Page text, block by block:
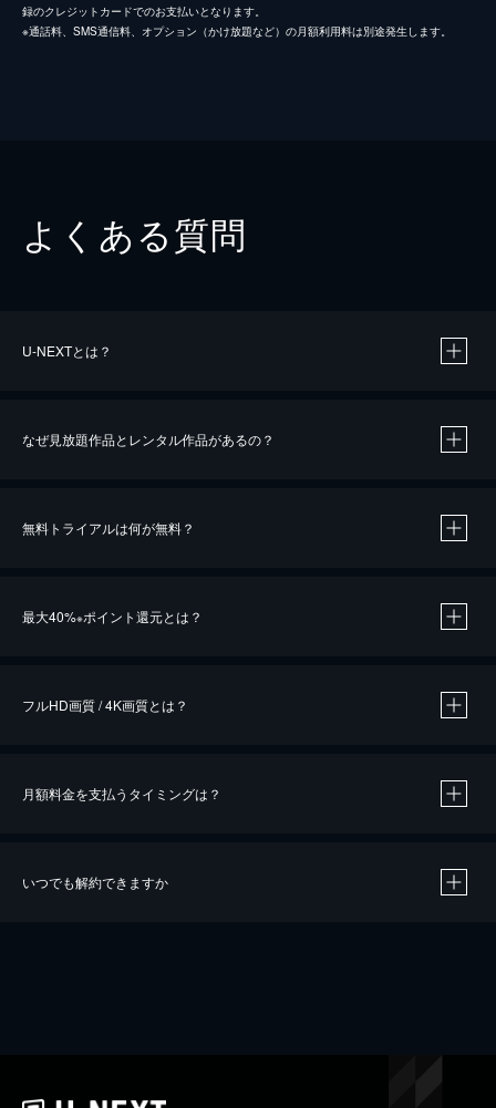
録のクレジットカードでのお支払いとなります。
※通話料、SMS通信料、オプション（かけ放題など）の月額利用料は別途発生します。
よくある質問
U-NEXTとは？
なぜ見放題作品とレンタル作品があるの？
無料トライアルは何が無料？
最大40%※ポイント還元とは？
※40％ポイント還元の対象は、クレジットカード決済による作品の購入 / レンタルです。
iOSアプリのUコイン決済による作品の購入 / レンタルは、20％のポイント還元です。
フルHD画質 / 4K画質とは？
月額料金を支払うタイミングは？
いつでも解約できますか